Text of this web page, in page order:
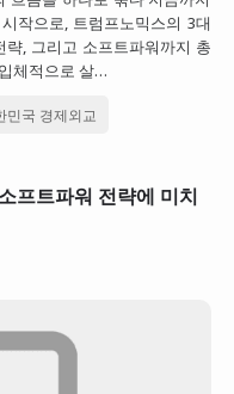
작으로, 트럼프노믹스의 3대
, 그리고 소프트파워까지 총
체적으로 살…
민국 경제외교
프트파워 전략에 미치